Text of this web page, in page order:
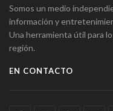
Somos un medio
información y
Una herramienta útil para
región.
EN CONTACTO